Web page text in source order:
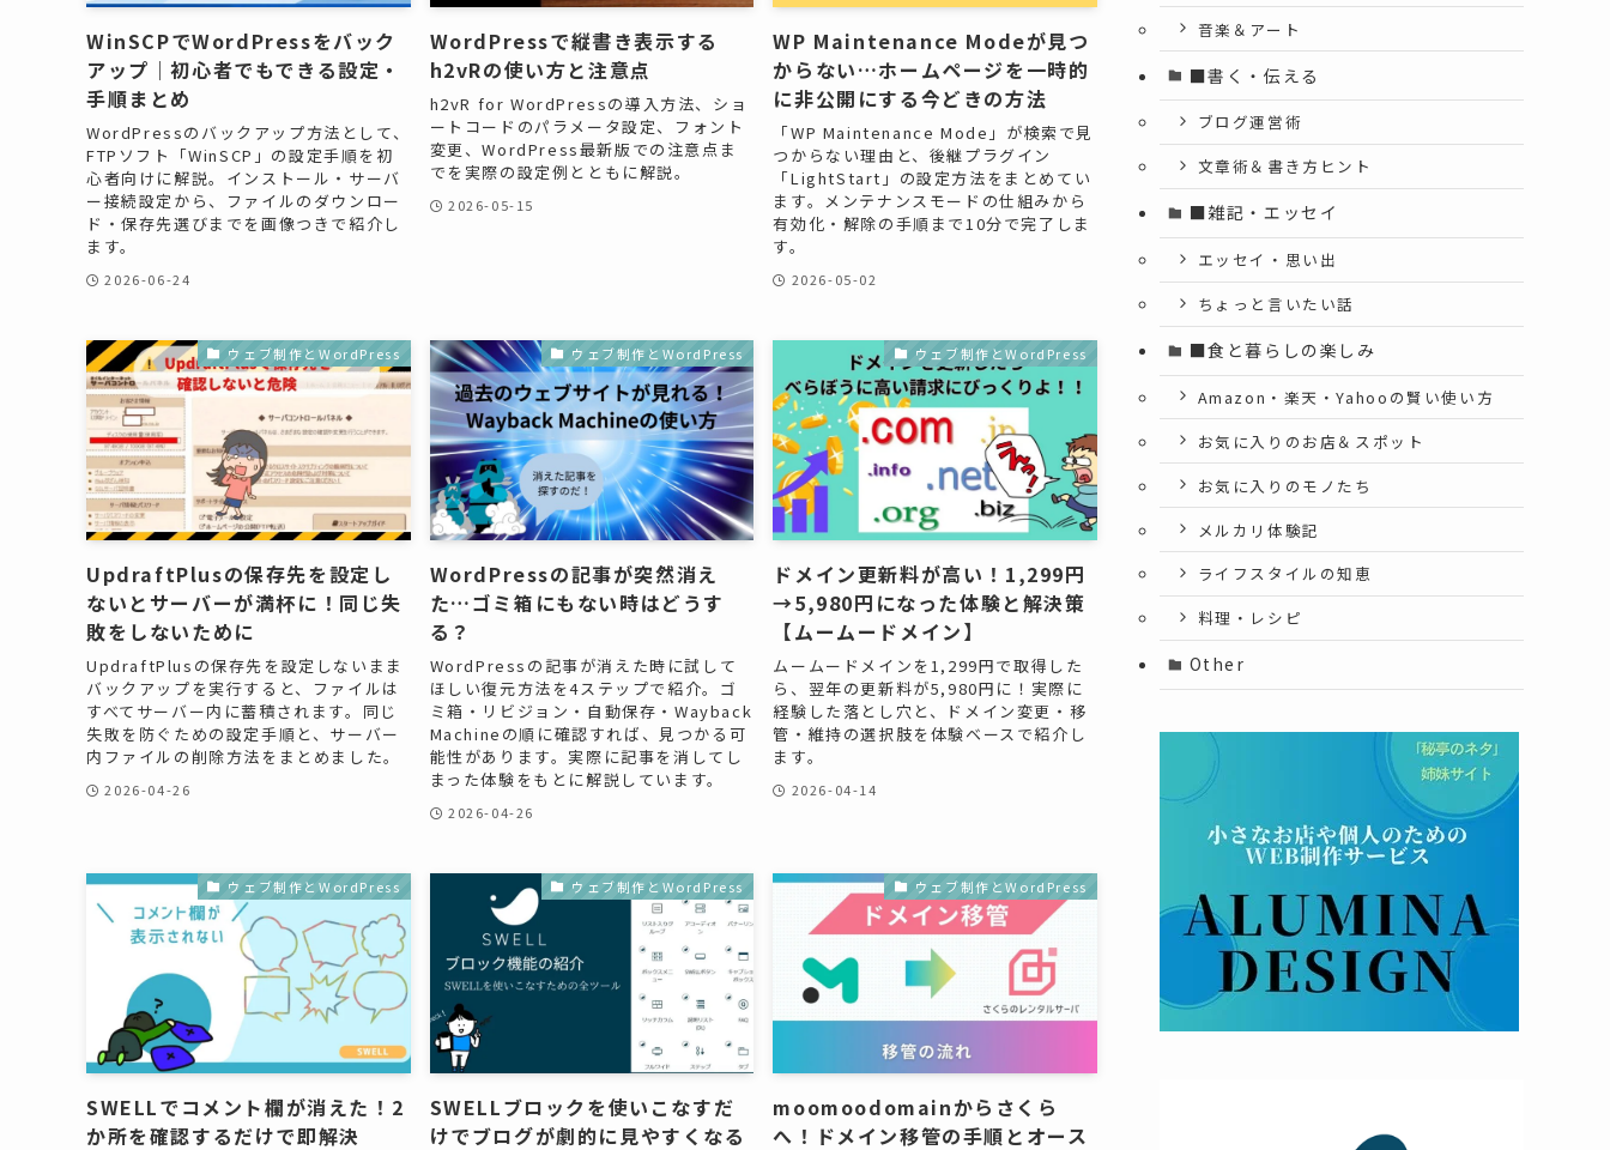
WinSCPでWordPressをバック
アップ｜初心者でもできる設定・
手順まとめ
WordPressのバックアップ方法として、
FTPソフト「WinSCP」の設定手順を初
心者向けに解説。インストール・サーバ
ー接続設定から、ファイルのダウンロー
ド・保存先選びまでを画像つきで紹介し
ます。
2026-06-24
WordPressで縦書き表示する
h2vRの使い方と注意点
h2vR for WordPressの導入方法、ショ
ートコードのパラメータ設定、フォント
変更、WordPress最新版での注意点ま
でを実際の設定例とともに解説。
2026-05-15
WP Maintenance Modeが見つ
からない…ホームページを一時的
に非公開にする今どきの方法
「WP Maintenance Mode」が検索で見
つからない理由と、後継プラグイン
「LightStart」の設定方法をまとめてい
ます。メンテナンスモードの仕組みから
有効化・解除の手順まで10分で完了しま
す。
2026-05-02
ウェブ制作とWordPress
UpdraftPlusの保存先を設定し
ないとサーバーが満杯に！同じ失
敗をしないために
UpdraftPlusの保存先を設定しないまま
バックアップを実行すると、ファイルは
すべてサーバー内に蓄積されます。同じ
失敗を防ぐための設定手順と、サーバー
内ファイルの削除方法をまとめました。
2026-04-26
ウェブ制作とWordPress
WordPressの記事が突然消え
た…ゴミ箱にもない時はどうす
る？
WordPressの記事が消えた時に試して
ほしい復元方法を4ステップで紹介。ゴ
ミ箱・リビジョン・自動保存・Wayback
Machineの順に確認すれば、見つかる可
能性があります。実際に記事を消してし
まった体験をもとに解説しています。
2026-04-26
ウェブ制作とWordPress
ドメイン更新料が高い！1,299円
→5,980円になった体験と解決策
【ムームードメイン】
ムームードメインを1,299円で取得した
ら、翌年の更新料が5,980円に！実際に
経験した落とし穴と、ドメイン変更・移
管・維持の選択肢を体験ベースで紹介し
ます。
2026-04-14
ウェブ制作とWordPress
SWELLでコメント欄が消えた！2
か所を確認するだけで即解決
ウェブ制作とWordPress
SWELLブロックを使いこなすだ
けでブログが劇的に見やすくなる
ウェブ制作とWordPress
moomoodomainからさくら
へ！ドメイン移管の手順とオース
音楽＆アート
■書く・伝える
ブログ運営術
文章術＆書き方ヒント
■雑記・エッセイ
エッセイ・思い出
ちょっと言いたい話
■食と暮らしの楽しみ
Amazon・楽天・Yahooの賢い使い方
お気に入りのお店＆スポット
お気に入りのモノたち
メルカリ体験記
ライフスタイルの知恵
料理・レシピ
Other